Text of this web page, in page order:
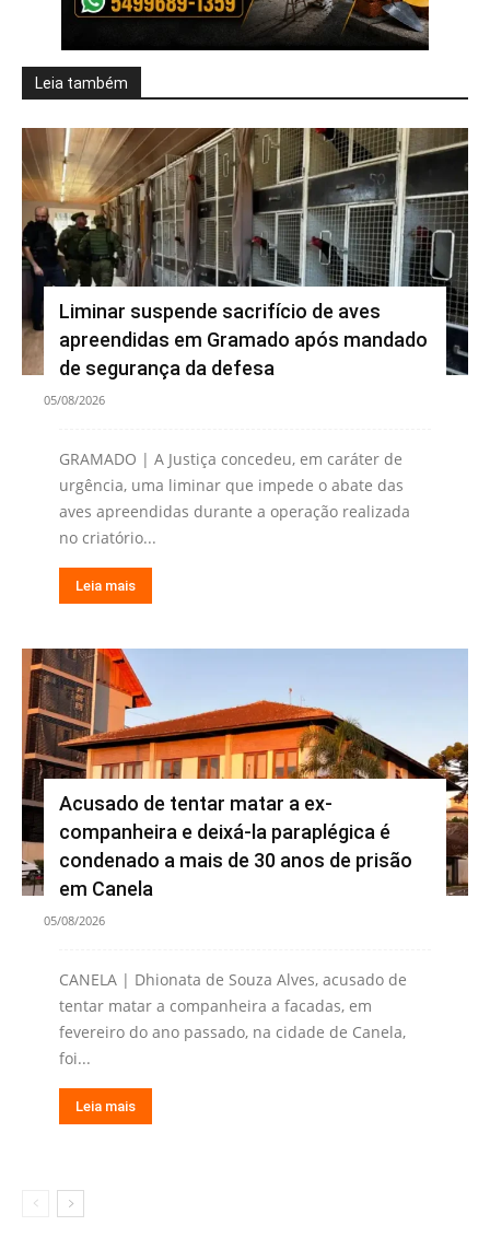
Leia também
Liminar suspende sacrifício de aves
apreendidas em Gramado após mandado
de segurança da defesa
05/08/2026
GRAMADO | A Justiça concedeu, em caráter de
urgência, uma liminar que impede o abate das
aves apreendidas durante a operação realizada
no criatório...
Leia mais
Acusado de tentar matar a ex-
companheira e deixá-la paraplégica é
condenado a mais de 30 anos de prisão
em Canela
05/08/2026
CANELA | Dhionata de Souza Alves, acusado de
tentar matar a companheira a facadas, em
fevereiro do ano passado, na cidade de Canela,
foi...
Leia mais